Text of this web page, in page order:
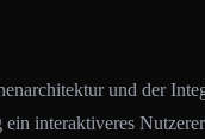
und der
interaktiveres